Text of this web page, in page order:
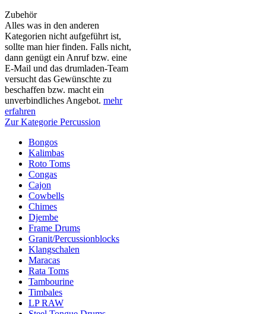
Zubehör
Alles was in den anderen
Kategorien nicht aufgeführt ist,
sollte man hier finden. Falls nicht,
dann genügt ein Anruf bzw. eine
E-Mail und das drumladen-Team
versucht das Gewünschte zu
beschaffen bzw. macht ein
unverbindliches Angebot. mehr
erfahren
Zur Kategorie Percussion
Bongos
Kalimbas
Roto Toms
Congas
Cajon
Cowbells
Chimes
Djembe
Frame Drums
Granit/Percussionblocks
Klangschalen
Maracas
Rata Toms
Tambourine
Timbales
LP RAW